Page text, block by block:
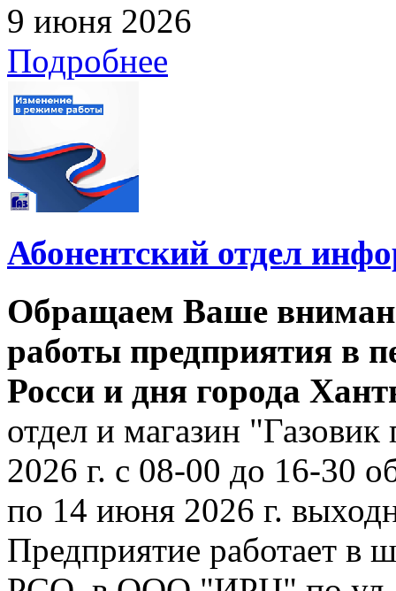
9 июня 2026
Подробнее
Абонентский отдел
Обращаем Ваше
работы предприятия в
Росси и дня города
отдел и магазин
2026 г. с 08-00 до 16-30
по 14 июня 2026 г.
Предприятие работает в